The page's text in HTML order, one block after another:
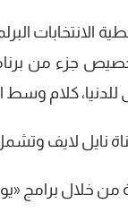
جزء من
للدنيا، كلام
نايل لايف
من خلال